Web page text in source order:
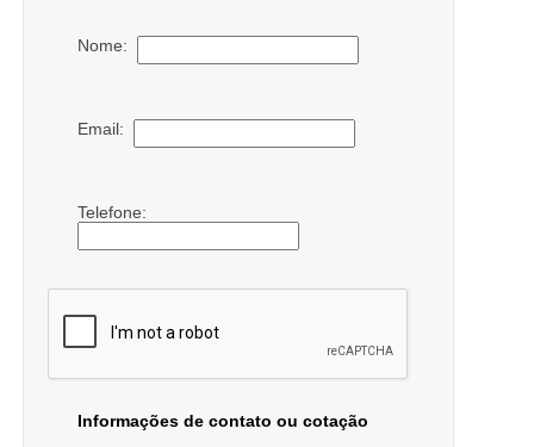
Nome:
Email:
Telefone:
Informações de contato ou cotação